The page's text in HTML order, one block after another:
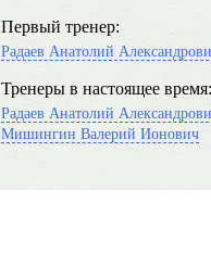
Первый тренер:
Радаев Анатолий
Тренеры в настоящее время:
Радаев Анатолий
Мишингин Валерий Ионович